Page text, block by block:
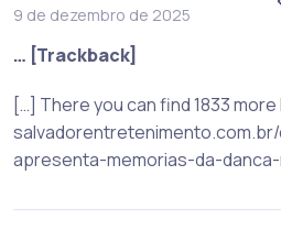
9 de dezembro de 2025
… [Trackback]
[…] There you can find 1833
apresenta-memorias-da-